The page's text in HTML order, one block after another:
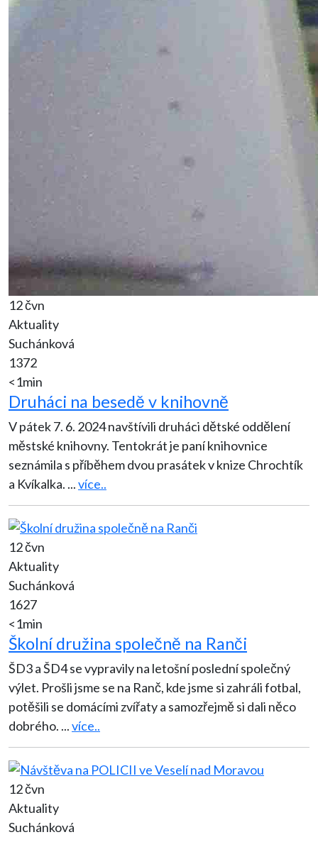
12 čvn
Aktuality
Suchánková
1372
<1min
Druháci na besedě v knihovně
V pátek 7. 6. 2024 navštívili druháci dětské oddělení
městské knihovny. Tentokrát je paní knihovnice
seznámila s příběhem dvou prasátek v knize Chrochtík
a Kvíkalka. ...více..
12 čvn
Aktuality
Suchánková
1627
<1min
Školní družina společně na Ranči
ŠD3 a ŠD4 se vypravily na letošní poslední společný
výlet. Prošli jsme se na Ranč, kde jsme si zahráli fotbal,
potěšili se domácími zvířaty a samozřejmě si dali něco
dobrého. ...více..
12 čvn
Aktuality
Suchánková